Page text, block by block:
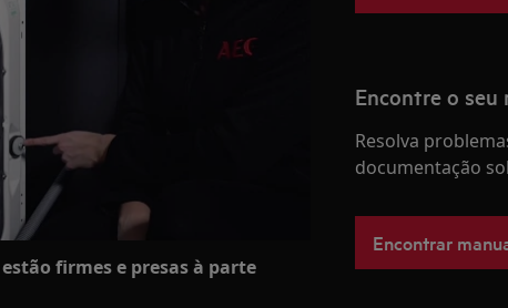
firmes e presas à parte
Encontre o
Resolva
documentação
Encontrar